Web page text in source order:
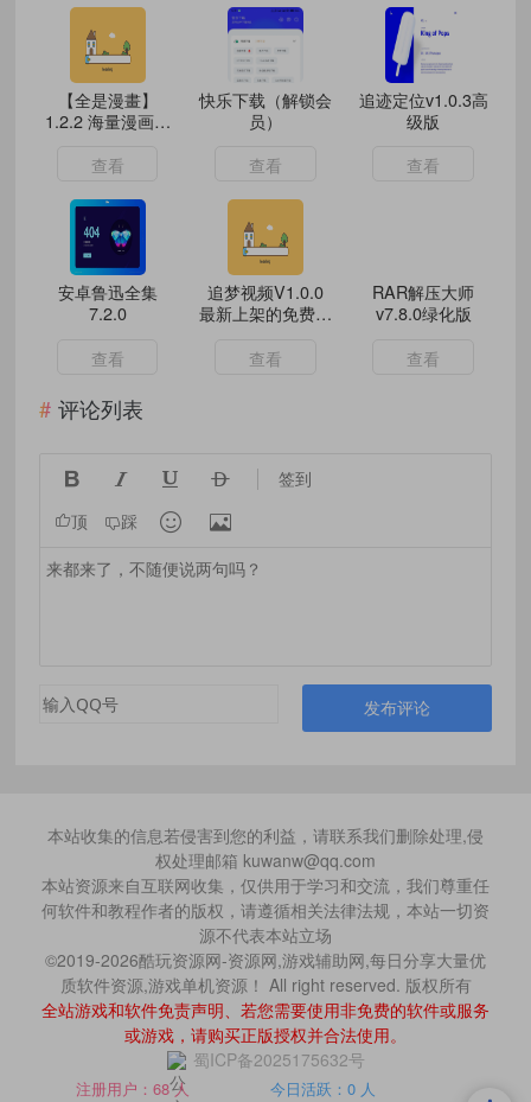
【全是漫畫】
1.2.2 海量漫画资
查看
快乐下载（解锁会
员）
查看
追迹定位v1.0.3高
级版
查看
安卓鲁迅全集
7.2.0
查看
追梦视频V1.0.0
最新上架的免费追
查看
RAR解压大师
v7.8.0绿化版
查看
评论列表
    签到
顶 踩  
发布评论
本站收集的信息若侵害到您的利益，请联系我们删除处理,侵
权处理邮箱 kuwanw@qq.com
本站资源来自互联网收集，仅供用于学习和交流，我们尊重任
何软件和教程作者的版权，请遵循相关法律法规，本站一切资
源不代表本站立场
©2019-2026酷玩资源网-资源网,游戏辅助网,每日分享大量优
质软件资源,游戏单机资源！ All right reserved. 版权所有
全站游戏和软件免责声明、若您需要使用非免费的软件或服务
或游戏，请购买正版授权并合法使用。
蜀ICP备2025175632号
注册用户：68 人 今日活跃：0 人